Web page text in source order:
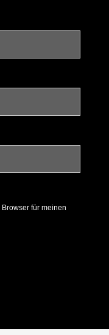
für meinen